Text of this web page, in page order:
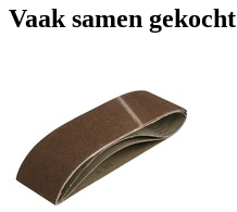
Vaak samen gekocht